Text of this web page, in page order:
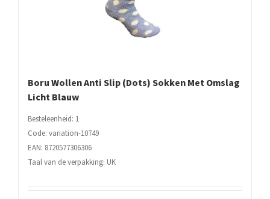
Boru Wollen Anti Slip (Dots) Sokken Met Omslag
Licht Blauw
Besteleenheid: 1
Code: variation-10749
EAN: 8720577306306
Taal van de verpakking: UK